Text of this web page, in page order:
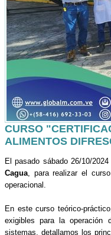
CURSO
ALIMENTOS
El pasado sábado 26/10/
Cagua , para realizar el
operacional.
En este curso teórico-
exigibles para la operación
sistemas, detallamos los